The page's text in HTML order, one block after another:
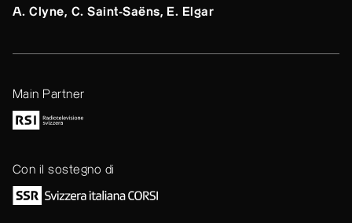
A. Clyne, C. Saint-Saëns, E. Elgar
Main Partner
Con il sostegno di